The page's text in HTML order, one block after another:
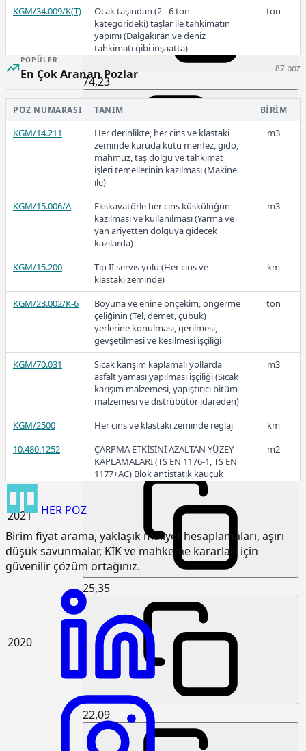
2023-1
2022-3
74,23
2022-2
65,24
48,65
2021
29,55
2020
25,35
22,09
KGM/34.009/K(T)
Ocak taşından (2 - 6 ton
kategorideki) taşlar ile tahkimatın
yapımı (Dalgakıran ve deniz
tahkimatı gibi inşaatta)
ton
KGM/34.009/1-K
Kazı taşından (2 - 6 ton
kategorideki) taşlar ile tahkimatın
yapımı (Dalgakıran ve deniz
tahkimatı gibi inşaatta)
m3
KGM/34.009/1-
Kazı taşından (2 - 6 ton
kategorideki) taşlar ile tahkimatın
yapımı (Dalgakıran ve deniz
tahkimatı gibi inşaatta)
ton
KGM/34.010/K
Ocak taşından (6 -15 ton
kategorideki) taşlar ile tahkimatın
yapımı (Dalgakıran ve deniz
tahkimatı gibi inşaatta)
m3
KGM/34.010/K(T)
Ocak taşından (6 -15 ton
kategorideki) taşlar ile tahkimatın
yapımı (Dalgakıran ve deniz
tahkimatı gibi inşaatta)
ton
Kazı taşından (6 -15 ton
kategorideki) taşlar ile tahkimatın
yapımı (Dalgakıran ve deniz
tahkimatı gibi inşaatta)
POPÜLER
En Çok Aranan Pozlar 87 poz
POZ NUMARASI TANIM BIRIM
KGM/14.211
Her derinlikte, her cins ve klastaki
zeminde kuruda kutu menfez, gido,
mahmuz, taş dolgu ve tahkimat
işleri temellerinin kazılması (Makine
ile)
m3
KGM/15.006/A
Ekskavatörle her cins küskülüğün
kazılması ve kullanılması (Yarma ve
yan ariyetten dolguya gidecek
kazılarda)
m3
KGM/15.200
Tip II servis yolu (Her cins ve
klastaki zeminde)
km
KGM/23.002/K-6
Boyuna ve enine önçekim, öngerme
çeliğinin (Tel, demet, çubuk)
yerlerine konulması, gerilmesi,
gevşetilmesi ve kesilmesi işçiliği
ton
KGM/70.031
Sıcak karışım kaplamalı yollarda
asfalt yaması yapılması işçiliği (Sıcak
karışım malzemesi, yapıştırıcı bitüm
malzemesi ve distrübütör idareden)
m3
KGM/2500 Her cins ve klastaki zeminde reglaj
km
10.480.1252
ÇARPMA ETKİSİNİ AZALTAN YÜZEY
KAPLAMALARI (TS EN 1176-1, TS EN
1177+AC) Blok antistatik kauçuk
zemin kaplaması 3cm kalınlıkta
m2
15.120.1007
Makine ile patlayıcı madde
(Serbest kazı)
15.120.1101
Makine ile her derinlik ve her
genişlikte yumuşak ve sert toprak
kazılması (Derin kazı)
Makine ile her derinlik ve her
genişlikte yumuşak ve sert
küskülük kazılması (Derin kazı)
Makine ile patlayıcı madde
kullanmadan her derinlik ve her
genişlikte sert kaya kazılması (Derin
kazı)
Çakıl temin edilerek, drenaj
yapılması
HER POZ
Birim fiyat arama, yaklaşık maliyet hesaplamaları, aşırı
düşük savunmalar, KİK ve mahkeme kararları için
güvenilir çözüm ortağınız.